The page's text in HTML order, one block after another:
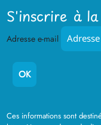
S'inscrire à
Adresse e-mail
Ces informations sont